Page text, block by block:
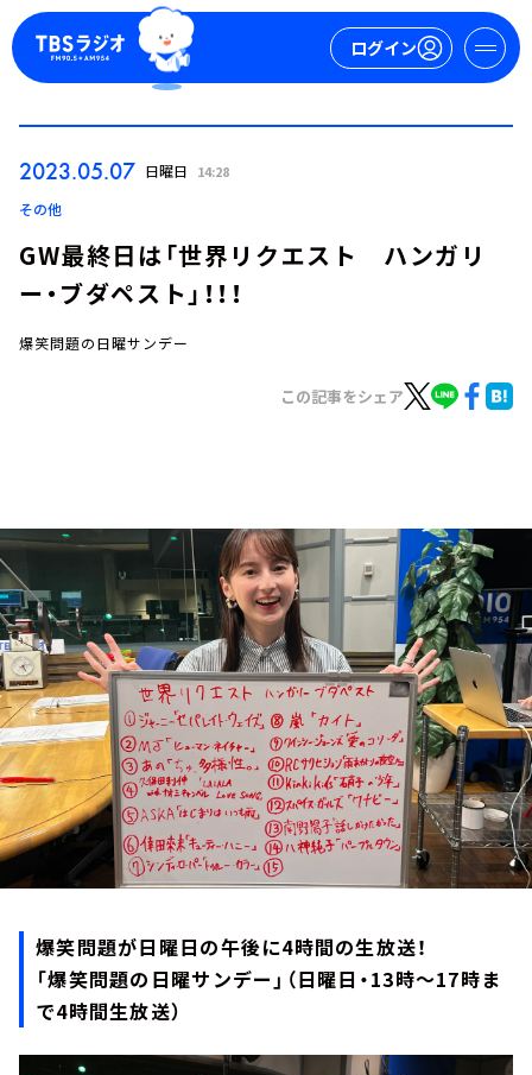
ログイン
お知らせ
イベント・グッズ
YouTube
会社情報
2023.05.07 日曜日 14:28
その他
GW最終日は「世界リクエスト ハンガリ
ー・ブダペスト」！！！
爆笑問題の日曜サンデー
この記事をシェア
爆笑問題が日曜日の午後に4時間の生放送！
「爆笑問題の日曜サンデー」（日曜日・13時～17時ま
で4時間生放送）